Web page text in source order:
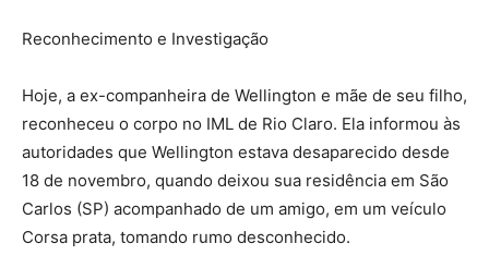
Reconhecimento e Investigação
Hoje, a ex-companheira de Wellington e mãe de seu filho,
reconheceu o corpo no IML de Rio Claro. Ela informou às
autoridades que Wellington estava desaparecido desde
18 de novembro, quando deixou sua residência em São
Carlos (SP) acompanhado de um amigo, em um veículo
Corsa prata, tomando rumo desconhecido.